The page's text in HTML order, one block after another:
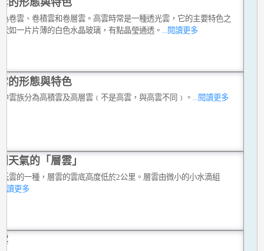
的形態與特色
卷雲、卷積雲和卷層雲。高雲時常是一種透光雲，它的主要特色之
如一片片薄的白色水晶玻璃，有點晶瑩通透。 ...閱讀更多
的形態與特色
雲族分為高積雲及高層雲﹙不是高雲，與高雲不同﹚。 ...閱讀更多
天氣的「層雲」
雲的一種，層雲的雲底高度低於2公里。層雲由微小的小水滴組
讀更多